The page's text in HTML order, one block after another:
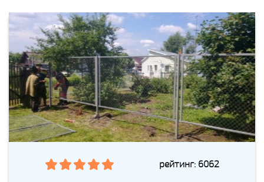
рейтинг: 6062